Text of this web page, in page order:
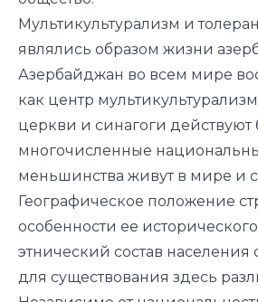
Мультикультурализм и
являлись образом жизни
Азербайджан во всем мире
как центр
церкви и синагоги действуют
многочисленные
меньшинства живут в мире и
Географическое положение
особенности ее
этнический состав населения
для существования здесь